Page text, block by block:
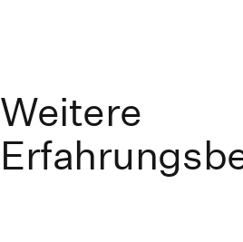
Weitere